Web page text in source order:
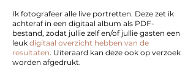
Ik fotografeer alle live portretten. Deze zet ik
achteraf in een digitaal album als PDF-
bestand, zodat jullie zelf en/of jullie gasten een
leuk digitaal overzicht hebben van de
resultaten. Uiteraard kan deze ook op verzoek
worden afgedrukt.